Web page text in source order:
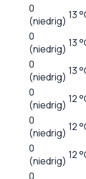
0
(niedrig) 13
0
(niedrig) 13
0
(niedrig) 13
0
(niedrig) 12
0
(niedrig) 12
0
(niedrig) 12
0